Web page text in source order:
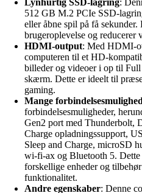
Lynhurtig SSD-lagring:
512 GB M.2 PCIe SSD-
eller åbne spil på få
brugeroplevelse og reducerer
HDMI-output: Med HDMI-
computeren til et HD-
billeder og videoer i op til
skærm. Dette er ideelt til
gaming.
Mange
forbindelsesmuligheder,
Gen2 port med Thunderbolt,
Charge opladningssupport,
Sleep and Charge, microSD
wi-fi-ax og Bluetooth 5.
forskellige enheder og
funktionalitet.
Andre egenskaber: Denne